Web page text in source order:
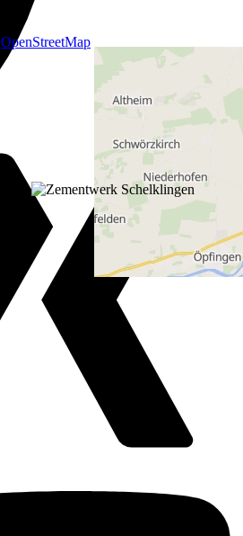
OpenStreetMap